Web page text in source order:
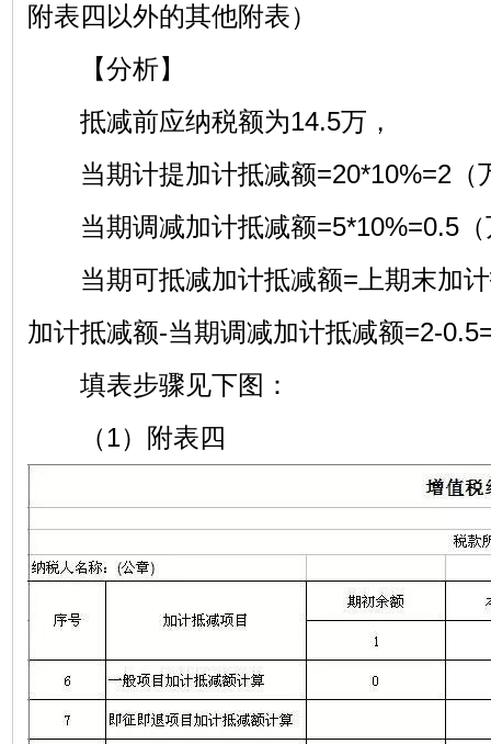
附表四以外的其他附表）
【分析】
抵减前应纳税额为14.5万，
当期计提加计抵减额=20*10%=2（
当期调减加计抵减额=5*10%=0.5（
当期可抵减加计抵减额=上期末加计
加计抵减额-当期调减加计抵减额=2-
填表步骤见下图：
（1）附表四